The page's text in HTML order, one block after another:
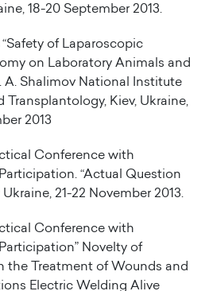
18-20 September 2013.
of Laparoscopic
on Laboratory Animals and
A. Shalimov National Institute
Transplantology, Kiev, Ukraine,
2013
Conference with
“Actual Question
Ukraine, 21-22 November 2013.
Conference with
Novelty of
the Treatment of Wounds and
Electric Welding Alive